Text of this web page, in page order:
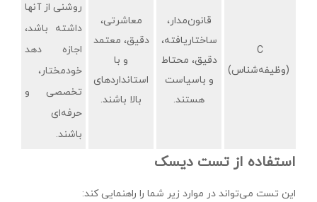
C
(وظیفه‌شناس)
قانون‌مدار،
ساختاریافته،
دقیق، محتاط
و باسیاست
هستند.
معاشرتی،
دقیق، معتمد
و با
استانداردهای
بالا باشند.
روشنی از آنها
داشته باشد،
اجازه دهد
خودمختار،
تخصصی و
حرفه‌ای
باشند.
استفاده از تست دیسک
این تست می‌تواند در موارد زیر شما را راهنمایی کند: